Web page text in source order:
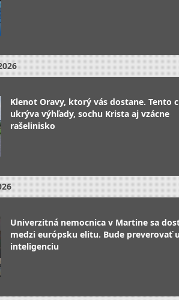
Klenot Oravy, ktorý vás dostane. Tento
ukrýva výhľady, sochu Krista aj vzácne
rašelinisko
Univerzitná nemocnica v Martine sa
medzi európsku elitu. Bude preverovať
inteligenciu